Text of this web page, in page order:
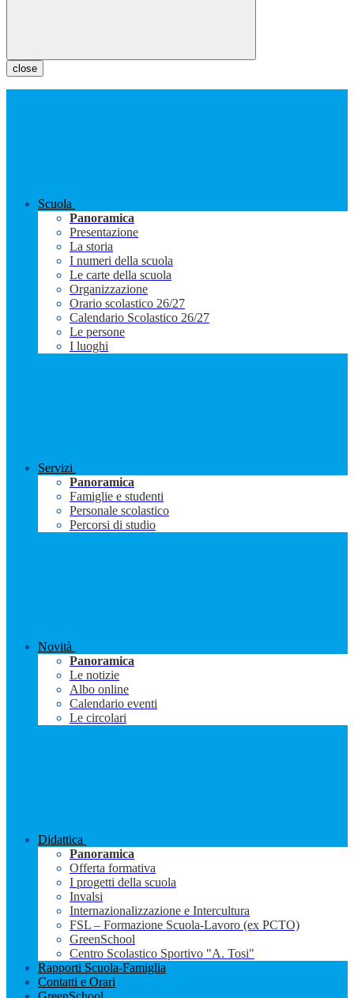
close
Scuola
Panoramica
Presentazione
La storia
I numeri della scuola
Le carte della scuola
Organizzazione
Orario scolastico 26/27
Calendario Scolastico 26/27
Le persone
I luoghi
Servizi
Panoramica
Famiglie e studenti
Personale scolastico
Percorsi di studio
Novità
Panoramica
Le notizie
Albo online
Calendario eventi
Le circolari
Didattica
Panoramica
Offerta formativa
I progetti della scuola
Invalsi
Internazionalizzazione e Intercultura
FSL – Formazione Scuola-Lavoro (ex PCTO)
GreenSchool
Centro Scolastico Sportivo "A. Tosi"
Rapporti Scuola-Famiglia
Contatti e Orari